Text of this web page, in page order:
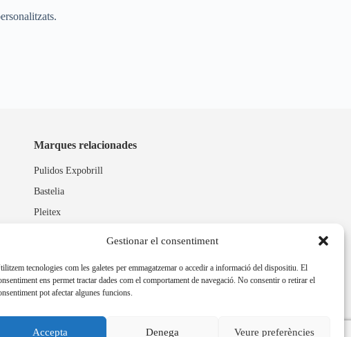
Gestionar el consentiment
tecnologies com les galetes per emmagatzemar o accedir a informació del dispositiu. El
ens permet tractar dades com el comportament de navegació. No consentir o retirar el
pot afectar algunes funcions.
Accepta Denega Veure preferències
Marques relacionades
Pulidos Expobrill
Bastelia
Pleitex